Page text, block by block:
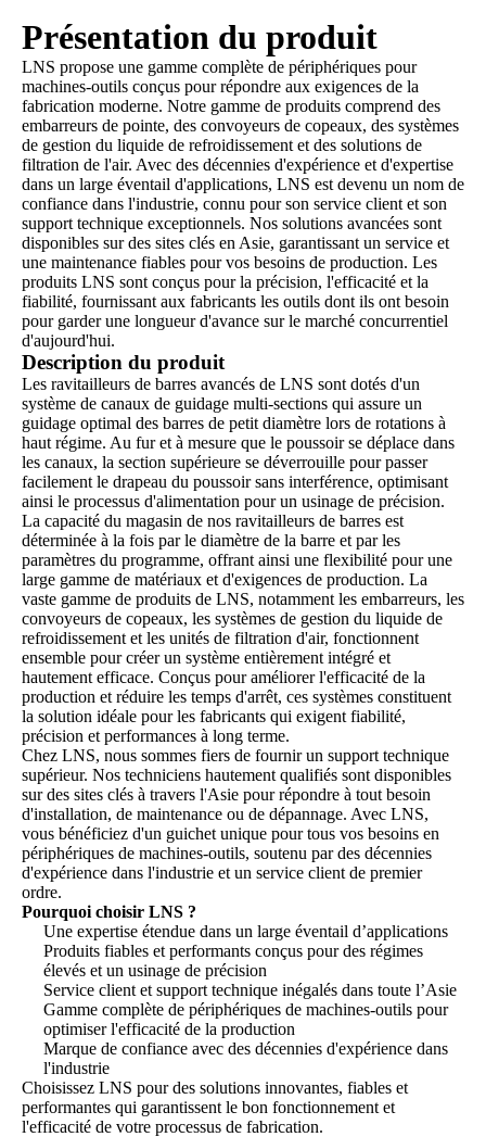
Présentation du produit
LNS propose une gamme complète de périphériques pour
machines-outils conçus pour répondre aux exigences de la
fabrication moderne. Notre gamme de produits comprend des
embarreurs de pointe, des convoyeurs de copeaux, des systèmes
de gestion du liquide de refroidissement et des solutions de
filtration de l'air. Avec des décennies d'expérience et d'expertise
dans un large éventail d'applications, LNS est devenu un nom de
confiance dans l'industrie, connu pour son service client et son
support technique exceptionnels. Nos solutions avancées sont
disponibles sur des sites clés en Asie, garantissant un service et
une maintenance fiables pour vos besoins de production. Les
produits LNS sont conçus pour la précision, l'efficacité et la
fiabilité, fournissant aux fabricants les outils dont ils ont besoin
pour garder une longueur d'avance sur le marché concurrentiel
d'aujourd'hui.
Description du produit
Les ravitailleurs de barres avancés de LNS sont dotés d'un
système de canaux de guidage multi-sections qui assure un
guidage optimal des barres de petit diamètre lors de rotations à
haut régime. Au fur et à mesure que le poussoir se déplace dans
les canaux, la section supérieure se déverrouille pour passer
facilement le drapeau du poussoir sans interférence, optimisant
ainsi le processus d'alimentation pour un usinage de précision.
La capacité du magasin de nos ravitailleurs de barres est
déterminée à la fois par le diamètre de la barre et par les
paramètres du programme, offrant ainsi une flexibilité pour une
large gamme de matériaux et d'exigences de production. La
vaste gamme de produits de LNS, notamment les embarreurs, les
convoyeurs de copeaux, les systèmes de gestion du liquide de
refroidissement et les unités de filtration d'air, fonctionnent
ensemble pour créer un système entièrement intégré et
hautement efficace. Conçus pour améliorer l'efficacité de la
production et réduire les temps d'arrêt, ces systèmes constituent
la solution idéale pour les fabricants qui exigent fiabilité,
précision et performances à long terme.
Chez LNS, nous sommes fiers de fournir un support technique
supérieur. Nos techniciens hautement qualifiés sont disponibles
sur des sites clés à travers l'Asie pour répondre à tout besoin
d'installation, de maintenance ou de dépannage. Avec LNS,
vous bénéficiez d'un guichet unique pour tous vos besoins en
périphériques de machines-outils, soutenu par des décennies
d'expérience dans l'industrie et un service client de premier
ordre.
Pourquoi choisir LNS ?
Une expertise étendue dans un large éventail d’applications
Produits fiables et performants conçus pour des régimes
élevés et un usinage de précision
Service client et support technique inégalés dans toute l’Asie
Gamme complète de périphériques de machines-outils pour
optimiser l'efficacité de la production
Marque de confiance avec des décennies d'expérience dans
l'industrie
Choisissez LNS pour des solutions innovantes, fiables et
performantes qui garantissent le bon fonctionnement et
l'efficacité de votre processus de fabrication.